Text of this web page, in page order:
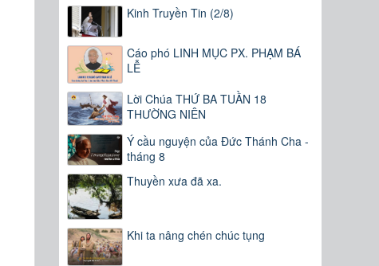
Kinh Truyền Tin (2/8)
Cáo phó LINH MỤC PX. PHẠM BÁ
LỄ
Lời Chúa THỨ BA TUẦN 18
THƯỜNG NIÊN
Ý cầu nguyện của Đức Thánh Cha -
tháng 8
Thuyền xưa đã xa.
Khi ta nâng chén chúc tụng